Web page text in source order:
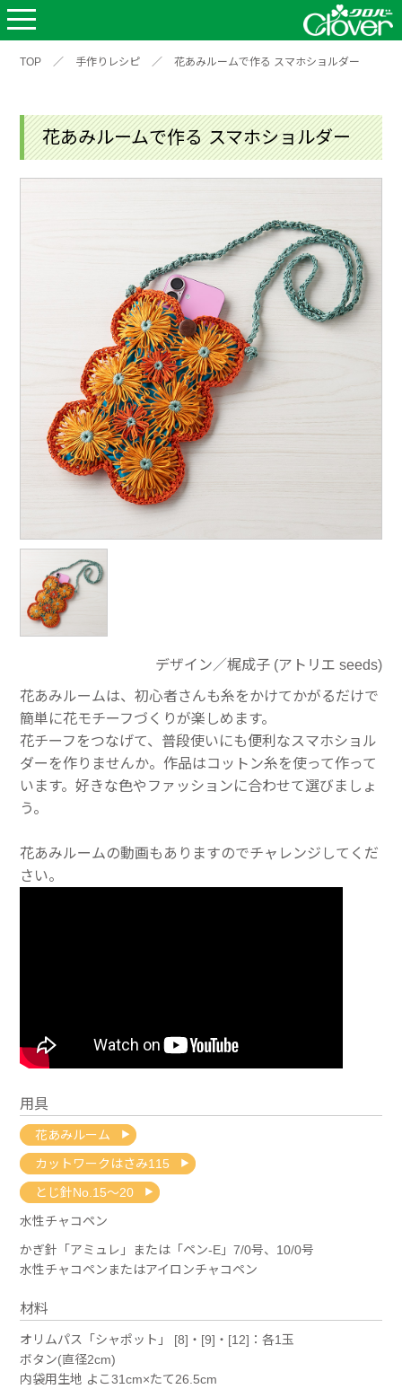
TOP ／ 手作りレシピ ／ 花あみルームで作る スマホショルダー
花あみルームで作る スマホショルダー
デザイン／梶成子 (アトリエ seeds)
花あみルームは、初心者さんも糸をかけてかがるだけで
簡単に花モチーフづくりが楽しめます。
花チーフをつなげて、普段使いにも便利なスマホショル
ダーを作りませんか。作品はコットン糸を使って作って
います。好きな色やファッションに合わせて選びましょ
う。
花あみルームの動画もありますのでチャレンジしてくだ
さい。
用具
花あみルーム
カットワークはさみ115
とじ針No.15～20
水性チャコペン
かぎ針「アミュレ」または「ペン-E」7/0号、10/0号
水性チャコペンまたはアイロンチャコペン
材料
オリムパス「シャポット」 [8]・[9]・[12]：各1玉
ボタン(直径2cm)
内袋用生地 よこ31cm×たて26.5cm